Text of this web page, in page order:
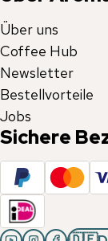
Über uns
Coffee Hub
Newsletter
Bestellvorteile
Jobs
Sichere